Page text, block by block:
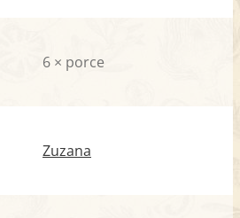
6 × porce
Zuzana